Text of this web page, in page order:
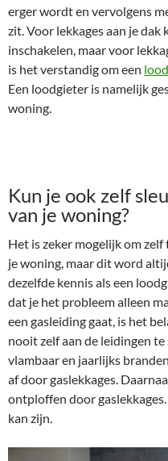
erger wordt en vervolgens
zit. Voor lekkages aan je
inschakelen, maar voor
is het verstandig om een
Een loodgieter is namelijk
woning.
Kun je ook zelf
van je woning?
Het is zeker mogelijk om
je woning, maar dit word
dezelfde kennis als een
dat je het probleem alleen
een gasleiding gaat, is het
nooit zelf aan de leidingen
vlambaar en jaarlijks
af door gaslekkages.
ontploffen door
kan zijn.